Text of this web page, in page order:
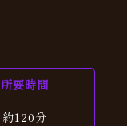
所要時間
約120分